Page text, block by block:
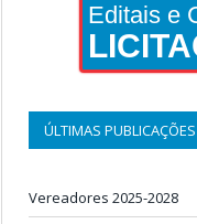
Editais e
ÚLTIMAS PUBLICAÇÕES
Vereadores 2025-2028